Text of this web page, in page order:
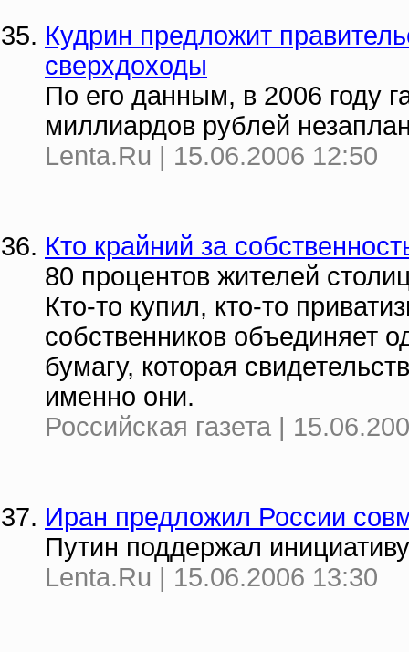
Кудрин предложит
сверхдоходы
По его данным, в 2006 году
миллиардов рублей
Lenta.Ru | 15.06.2006 12:50
Кто крайний за
80 процентов жителей
Кто-то купил, кто-то
собственников объединяет
бумагу, которая
именно они.
Российская газета |
Иран предложил России
Путин поддержал
Lenta.Ru | 15.06.2006 13:30